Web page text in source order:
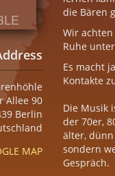
Allee 90
Berlin
MAP
die Bären
Wir
Ruhe
Es macht
Kontakte
Die Musik
der 70er,
älter,
sondern
Gespräch.